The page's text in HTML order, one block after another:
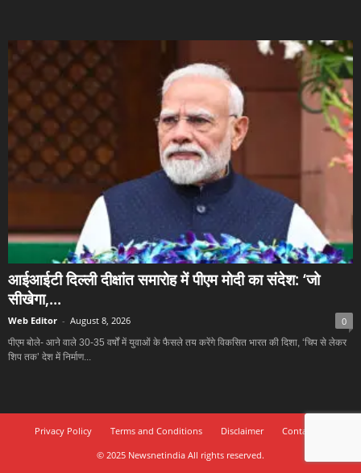
आईआईटी दिल्ली दीक्षांत समारोह में पीएम मोदी का संदेश: ‘जो
सीखेगा,...
Web Editor - August 8, 2026 0
पीएम बोले- आने वाले 30-35 वर्षों में युवाओं के फैसले तय करेंगे विकसित भारत की दिशा, ‘चिप से लेकर
शिप तक’ देश में निर्माण...
Privacy Policy Terms and Conditions Disclaimer
Contact Us
© 2025 Newsnetindia All rights reserved.